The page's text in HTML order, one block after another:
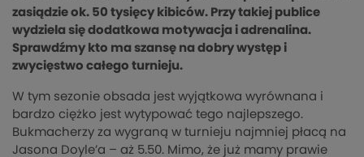
zasiądzie ok. 50 tysięcy kibiców. Przy takiej publice
wydziela się dodatkowa motywacja i adrenalina.
Sprawdźmy kto ma szansę na dobry występ i
zwycięstwo całego turnieju.
W tym sezonie obsada jest wyjątkowa wyrównana i
bardzo ciężko jest wytypować tego najlepszego.
Bukmacherzy za wygraną w turnieju najmniej płacą na
Jasona Doyle’a – aż 5.50. Mimo, że już mamy prawie